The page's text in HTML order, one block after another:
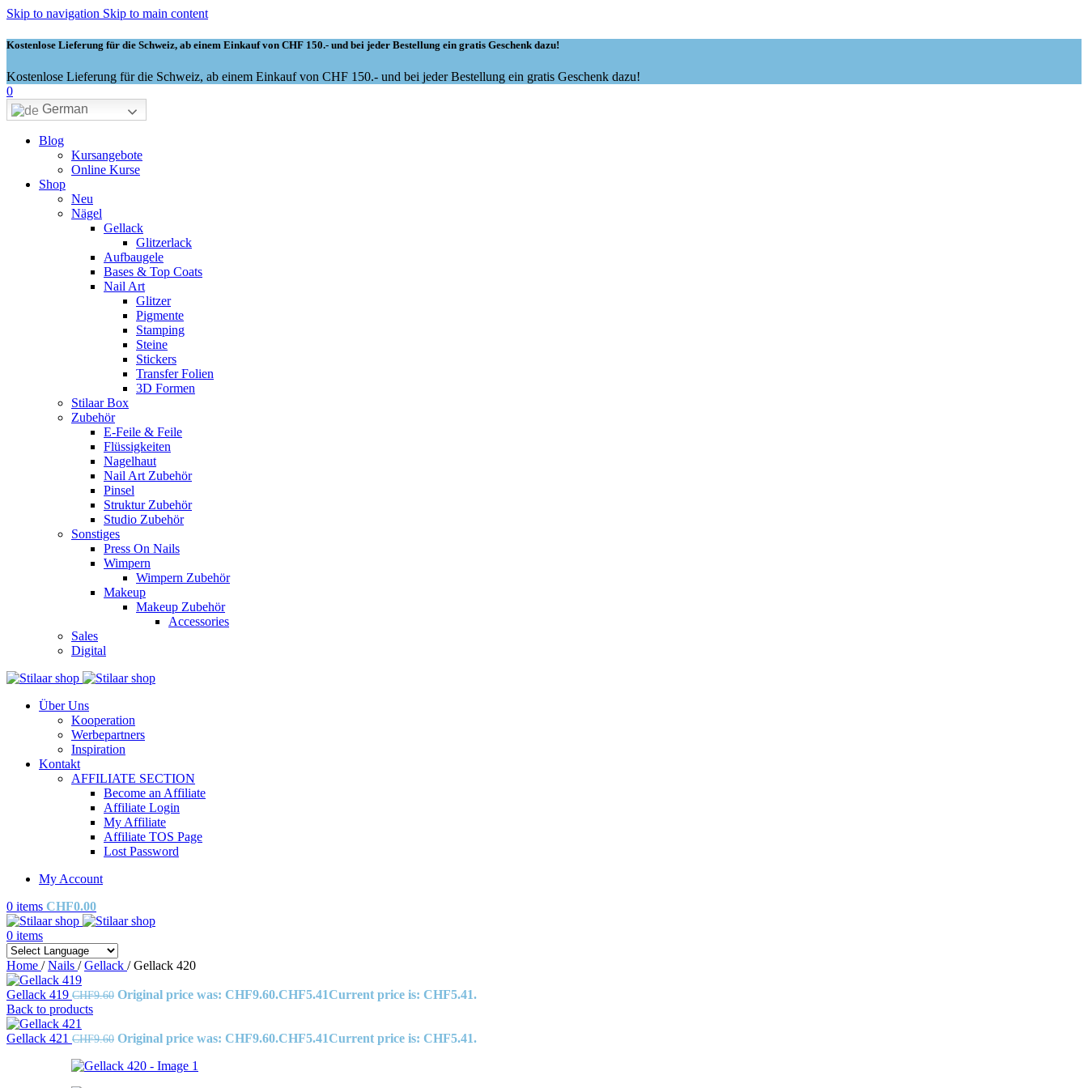
Skip to navigation Skip to main content
Kostenlose Lieferung für die Schweiz, ab einem Einkauf von CHF 150.- und bei jeder Bestellung ein gratis Geschenk dazu!
Kostenlose Lieferung für die Schweiz, ab einem Einkauf von CHF 150.- und bei jeder Bestellung ein gratis Geschenk dazu!
0
German
Blog
Kursangebote
Online Kurse
Shop
Neu
Nägel
Gellack
Glitzerlack
Aufbaugele
Bases & Top Coats
Nail Art
Glitzer
Pigmente
Stamping
Steine
Stickers
Transfer Folien
3D Formen
Stilaar Box
Zubehör
E-Feile & Feile
Flüssigkeiten
Nagelhaut
Nail Art Zubehör
Pinsel
Struktur Zubehör
Studio Zubehör
Sonstiges
Press On Nails
Wimpern
Wimpern Zubehör
Makeup
Makeup Zubehör
Accessories
Sales
Digital
Über Uns
Kooperation
Werbepartners
Inspiration
Kontakt
AFFILIATE SECTION
Become an Affiliate
Affiliate Login
My Affiliate
Affiliate TOS Page
Lost Password
My Account
0 items CHF0.00
0 items
Home / Nails / Gellack / Gellack 420
Gellack 419 CHF9.60 Original price was: CHF9.60.CHF5.41Current price is: CHF5.41.
Back to products
Gellack 421 CHF9.60 Original price was: CHF9.60.CHF5.41Current price is: CHF5.41.